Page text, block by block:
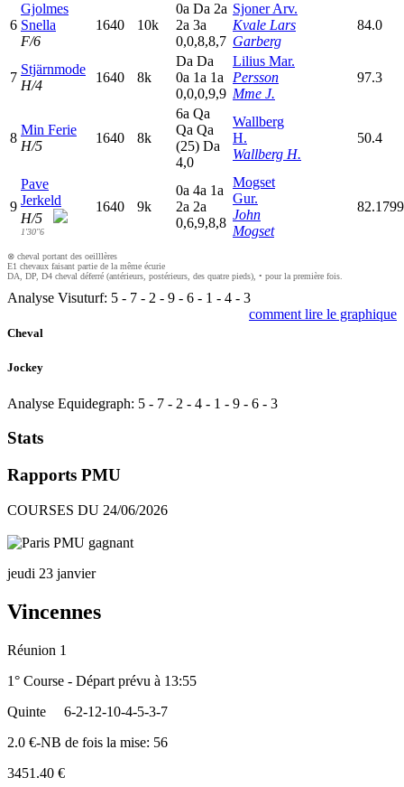
6
Gjolmes
Snella
F/6
1640 10k
0a Da 2a
2a 3a
0,0,8,8,7
Sjoner Arv.
Kvale Lars
Garberg
84.0
7
Stjärnmode
H/4
1640 8k
Da Da
0a 1a 1a
0,0,0,9,9
Lilius Mar.
Persson
Mme J.
97.3
8
Min Ferie
H/5
1640 8k
6a Qa
Qa Qa
(25) Da
4,0
Wallberg
H.
Wallberg H.
50.4
9
Pave
Jerkeld
H/5
1'30"6
1640 9k
0a 4a 1a
2a 2a
0,6,9,8,8
Mogset
Gur.
John
Mogset
⊗ cheval portant des oeilllères
E1 chevaux faisant partie de la même écurie
DA, DP, D4 cheval déferré (antérieurs, postérieurs, des quatre pieds), • pour la première fois.
Analyse Visuturf: 5 - 7 - 2 - 9 - 6 - 1 - 4 - 3
comment lire le graphique
Cheval
Jockey
Analyse Equidegraph: 5 - 7 - 2 - 4 - 1 - 9 - 6 - 3
Stats
Rapports PMU
COURSES DU 24/06/2026
jeudi 23 janvier
Vincennes
Réunion 1
1° Course - Départ prévu à 13:55
Quinte
6-2-12-10-4-5-3-7
2.0 €-NB de fois la mise: 56
3451.40 €